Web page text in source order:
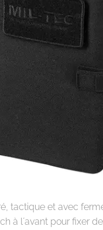
tactique et avec
à l´avant pour fixer